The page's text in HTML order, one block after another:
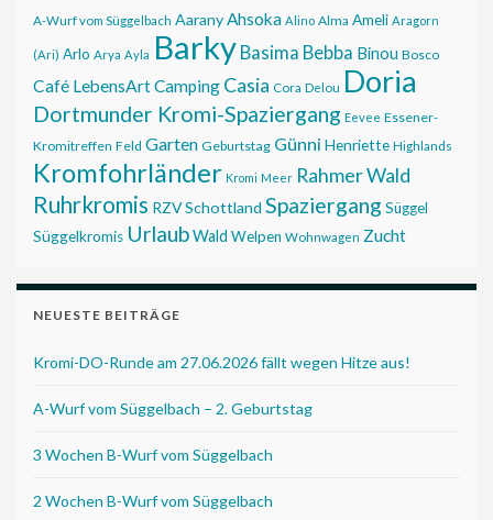
A-Wurf vom Süggelbach AaranyAhsoka Alino Alma Ameli Aragorn
(Ari) Arlo Arya Ayla BarkyBasima Bebba Binou Bosco
Café LebensArtCamping Casia Cora Delou Doria
Dortmunder Kromi-Spaziergang Eevee Essener-
Kromitreffen Feld Garten Geburtstag Günni Henriette Highlands
Kromfohrländer Kromi Meer Rahmer Wald
Ruhrkromis RZVSchottland Spaziergang Süggel
Süggelkromis UrlaubWald Welpen Wohnwagen Zucht
NEUESTE BEITRÄGE
Kromi-DO-Runde am 27.06.2026 fällt wegen Hitze aus!
A-Wurf vom Süggelbach – 2. Geburtstag
3 Wochen B-Wurf vom Süggelbach
2 Wochen B-Wurf vom Süggelbach